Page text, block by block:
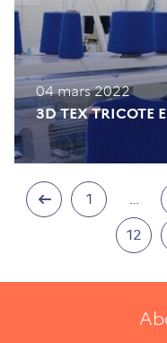
3D TEX TRICOTE
04 mars 2022
1 …
12